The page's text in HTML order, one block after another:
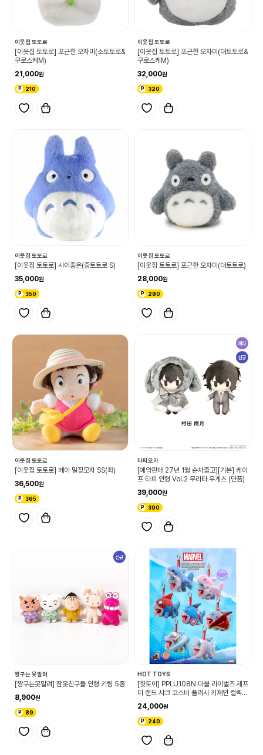
이웃집 토토로
[이웃집 토토로] 포근한 오자미(소토토로&
쿠로스케M)
21,000
210
이웃집 토토로
[이웃집 토토로] 포근한 오자미(대토토로&
쿠로스케M)
32,000
320
이웃집 토토로
[이웃집 토토로] 사이좋은(중토토로 S)
35,000
350
이웃집 토토로
[이웃집 토토로] 포근한 오자미(대토토로)
28,000
280
이웃집 토토로
[이웃집 토토로] 메이 밀짚모자 SS(좌)
36,500
365
예약
신규
타피오카
[예약판매 27년 1월 순차출고][기븐] 케이
프 타피 인형 Vol.2 무라타 우게츠 (단품)
39,000
390
신규
짱구는 못말려
[짱구는못말려] 잠옷친구들 인형 키링 5종
8,900
89
HOT TOYS
[핫토이] PPLU108N 마블 라이벌즈 제프
더 랜드 샤크 코스비 플러시 키체인 컬렉션
24,000
240